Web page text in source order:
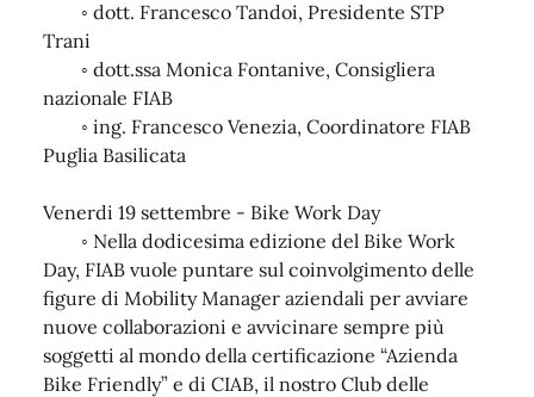
◦ dott. Francesco Tandoi, Presidente STP
Trani
◦ dott.ssa Monica Fontanive, Consigliera
nazionale FIAB
◦ ing. Francesco Venezia, Coordinatore FIAB
Puglia Basilicata
Venerdi 19 settembre - Bike Work Day
◦ Nella dodicesima edizione del Bike Work
Day, FIAB vuole puntare sul coinvolgimento delle
figure di Mobility Manager aziendali per avviare
nuove collaborazioni e avvicinare sempre più
soggetti al mondo della certificazione “Azienda
Bike Friendly” e di CIAB, il nostro Club delle